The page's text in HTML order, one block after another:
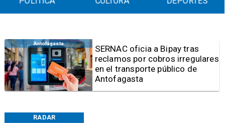
RADAR
Antofagasta
Retiran tres toneladas de
basura y vehículos
abandonados en el sector
centro alto de Antofagasta